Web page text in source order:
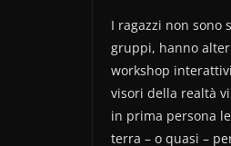
I ragazzi non sono
gruppi, hanno
workshop
visori della realtà
in prima persona
terra – o quasi –